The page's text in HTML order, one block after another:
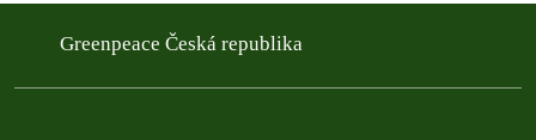
Greenpeace Česká republika